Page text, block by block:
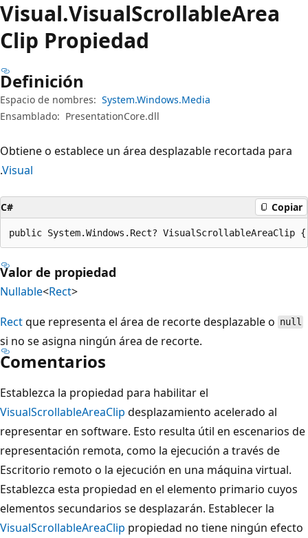
Visual.VisualScrollableArea
Clip Propiedad
Definición
Espacio de nombres: System.Windows.Media
Ensamblado: PresentationCore.dll
Obtiene o establece un área desplazable recortada para
.Visual
C# Copiar
public System.Windows.Rect?
Valor de propiedad
Nullable<Rect>
Rectque representa el área de recorte desplazable o null
si no se asigna ningún área de recorte.
Comentarios
Establezca la propiedad para habilitar el
VisualScrollableAreaClip desplazamiento acelerado al
representar en software. Esto resulta útil en escenarios de
representación remota, como la ejecución a través de
Escritorio remoto o la ejecución en una máquina virtual.
Establezca esta propiedad en el elemento primario cuyos
elementos secundarios se desplazarán. Establecer la
VisualScrollableAreaClip propiedad no tiene ningún efecto